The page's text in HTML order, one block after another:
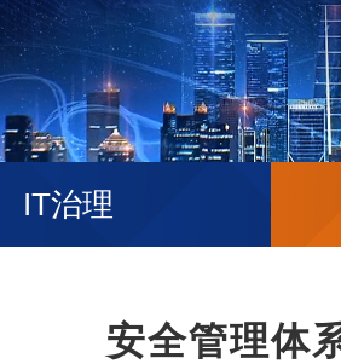
IT治理
安全管理体